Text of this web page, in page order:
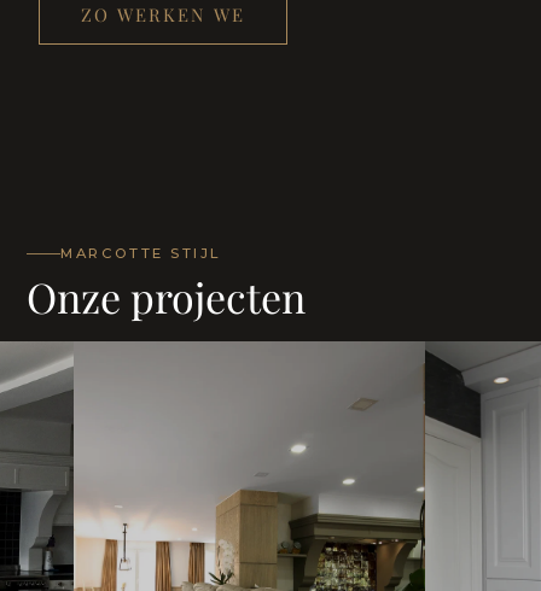
ZO WERKEN WE
MARCOTTE STIJL
Onze projecten